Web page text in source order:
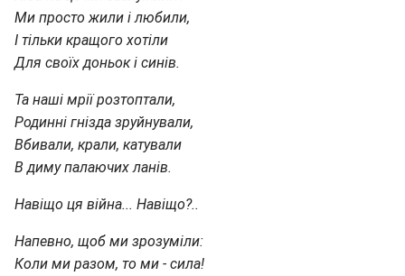
Ми просто жили і любили,
І тільки кращого хотіли
Для своїх доньок і синів.
Та наші мрії розтоптали,
Родинні гнізда зруйнували,
Вбивали, крали, катували
В диму палаючих ланів.
Навіщо ця війна... Навіщо?..
Напевно, щоб ми зрозуміли:
Коли ми разом, то ми - сила!